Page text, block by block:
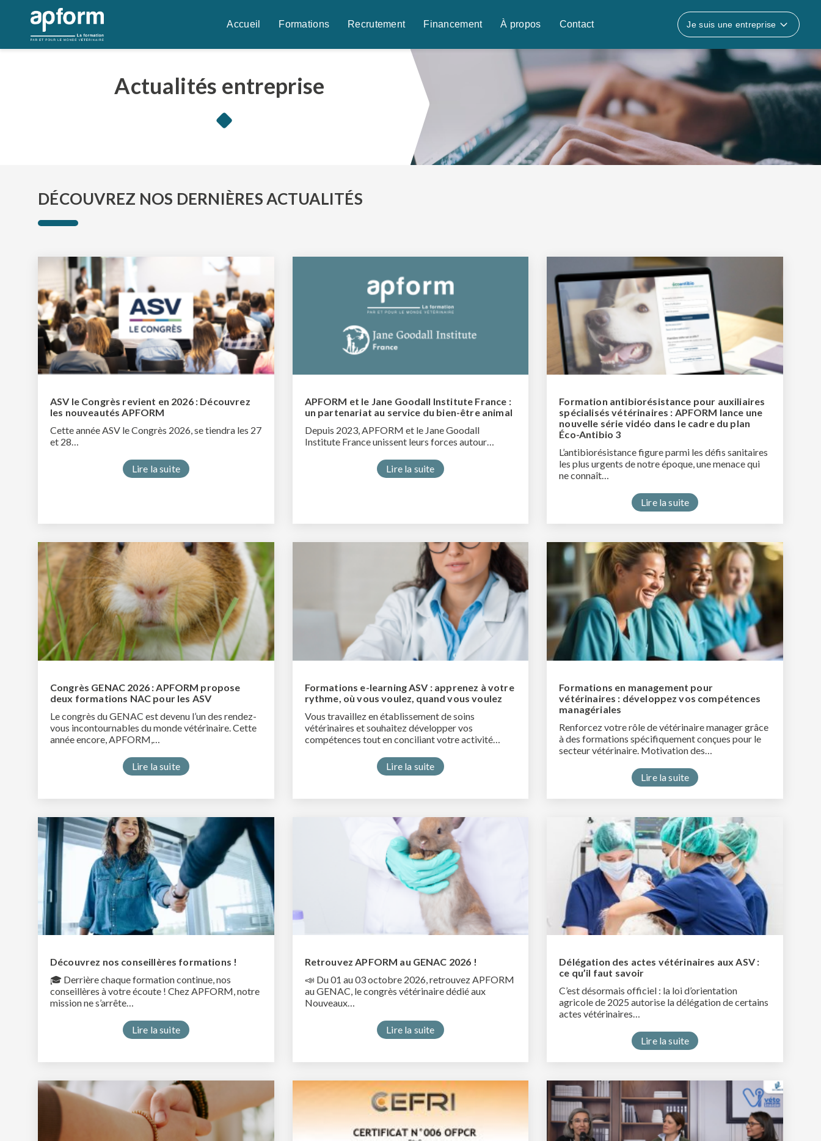
contenu
Accueil Formations Recrutement Financement À propos Contact Je suis une entreprise
Actualités entreprise
DÉCOUVREZ NOS DERNIÈRES ACTUALITÉS
ASV le Congrès revient en 2026 : Découvrez
les nouveautés APFORM
Cette année ASV le Congrès 2026, se tiendra les 27
et 28…
Lire la suite
APFORM et le Jane Goodall Institute France :
un partenariat au service du bien-être animal
Depuis 2023, APFORM et le Jane Goodall
Institute France unissent leurs forces autour…
Lire la suite
Formation antibiorésistance pour auxiliaires
spécialisés vétérinaires : APFORM lance une
nouvelle série vidéo dans le cadre du plan
Éco-Antibio 3
L’antibiorésistance figure parmi les défis sanitaires
les plus urgents de notre époque, une menace qui
ne connaît…
Lire la suite
Congrès GENAC 2026 : APFORM propose
deux formations NAC pour les ASV
Le congrès du GENAC est devenu l’un des rendez-
vous incontournables du monde vétérinaire. Cette
année encore, APFORM,…
Lire la suite
Formations e-learning ASV : apprenez à votre
rythme, où vous voulez, quand vous voulez
Vous travaillez en établissement de soins
vétérinaires et souhaitez développer vos
compétences tout en conciliant votre activité…
Lire la suite
Formations en management pour
vétérinaires : développez vos compétences
managériales
Renforcez votre rôle de vétérinaire manager grâce
à des formations spécifiquement conçues pour le
secteur vétérinaire. Motivation des…
Lire la suite
Découvrez nos conseillères formations !
🎓 Derrière chaque formation continue, nos
conseillères à votre écoute ! Chez APFORM, notre
mission ne s’arrête…
Lire la suite
Retrouvez APFORM au GENAC 2026 !
📣 Du 01 au 03 octobre 2026, retrouvez APFORM
au GENAC, le congrès vétérinaire dédié aux
Nouveaux…
Lire la suite
Délégation des actes vétérinaires aux ASV :
ce qu’il faut savoir
C’est désormais officiel : la loi d’orientation
agricole de 2025 autorise la délégation de certains
actes vétérinaires…
Lire la suite